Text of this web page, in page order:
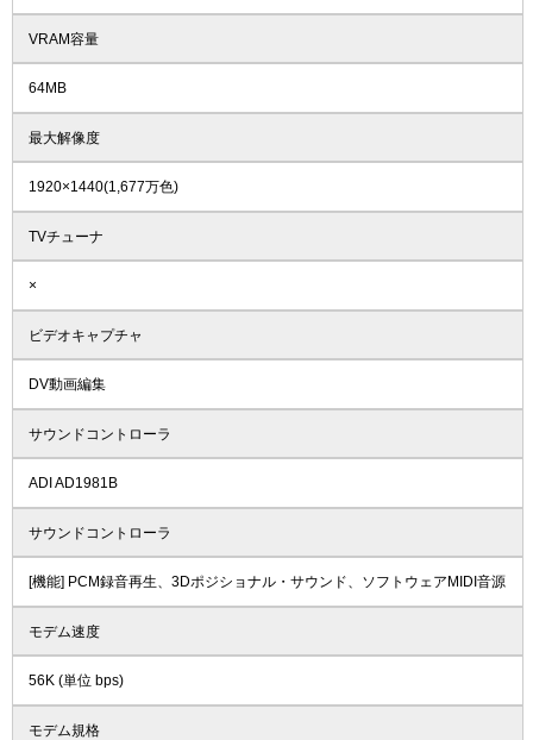
VRAM容量
64MB
最大解像度
1920×1440(1,677万色)
TVチューナ
×
ビデオキャプチャ
DV動画編集
サウンドコントローラ
ADI AD1981B
サウンドコントローラ
[機能] PCM録音再生、3Dポジショナル・サウンド、ソフトウェアMIDI音源
モデム速度
56K (単位 bps)
モデム規格